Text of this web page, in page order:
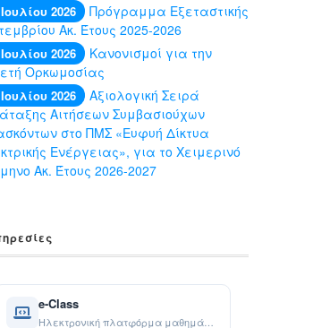
2026
Πρόγραμμα Εξεταστικής
Ακ. Έτους 2025-2026
2026
Κανονισμοί για την
Ορκωμοσίας
2026
Αξιολογική Σειρά
Αιτήσεων Συμβασιούχων
στο ΠΜΣ «Ευφυή Δίκτυα
Ενέργειας», για το Χειμερινό
Ακ. Έτους 2026-2027
e-Class